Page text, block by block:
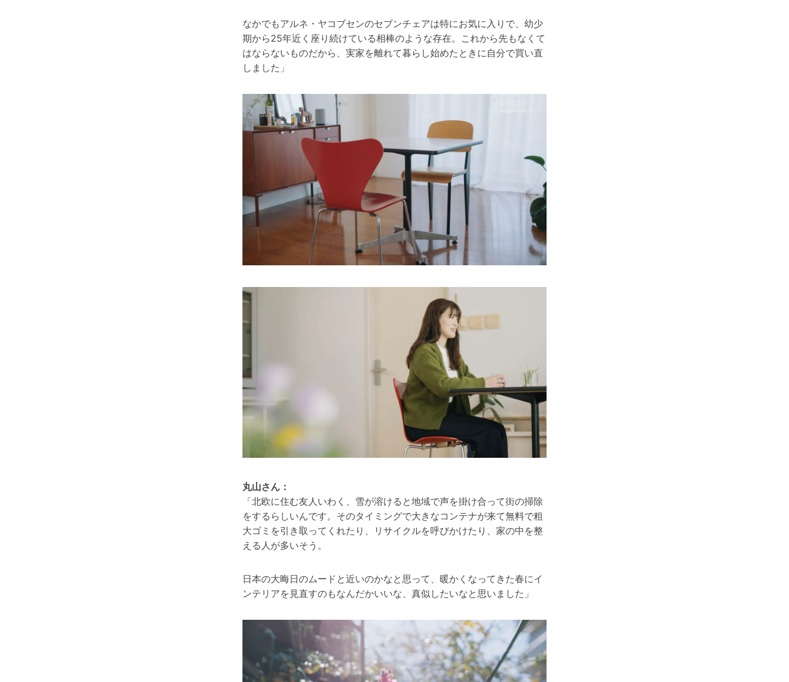
なかでもアルネ・ヤコブセンのセブンチェアは特にお気に入りで、幼少
期から25年近く座り続けている相棒のような存在。これから先もなくて
はならないものだから、実家を離れて暮らし始めたときに自分で買い直
しました」
丸山さん：
「北欧に住む友人いわく、雪が溶けると地域で声を掛け合って街の掃除
をするらしいんです。そのタイミングで大きなコンテナが来て無料で粗
大ゴミを引き取ってくれたり、リサイクルを呼びかけたり、家の中を整
える人が多いそう。
日本の大晦日のムードと近いのかなと思って、暖かくなってきた春にイ
ンテリアを見直すのもなんだかいいな、真似したいなと思いました」